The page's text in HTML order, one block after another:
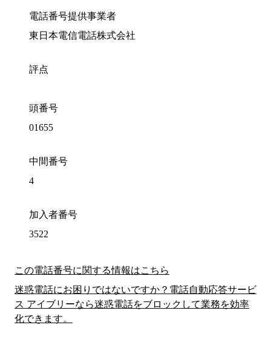
電話番号提供事業者
東日本電信電話株式会社
評点
頭番号
01655
中間番号
4
加入者番号
3522
この電話番号に関する情報はこちら
迷惑電話にお困りではないですか？電話自動応答サービ
ス アイブリーなら迷惑電話をブロックして業務を効率
化できます。